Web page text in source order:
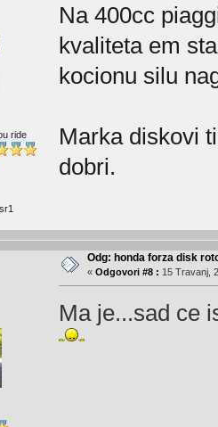
ride
Na 400cc
kvaliteta em
kocionu silu
Marka diskovi
dobri.
Odg: honda forza disk
« Odgovori #8 : 15 Travanj,
Ma je...sad ce